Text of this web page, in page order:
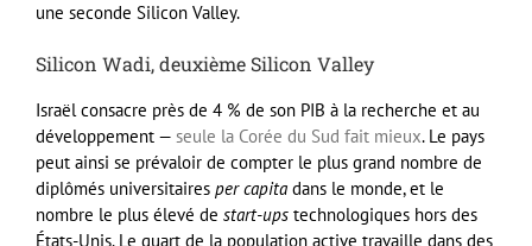
une seconde Silicon Valley.
Silicon Wadi, deuxième Silicon Valley
Israël consacre près de 4 % de son PIB à la recherche et au
développement — seule la Corée du Sud fait mieux. Le pays
peut ainsi se prévaloir de compter le plus grand nombre de
diplômés universitaires per capita dans le monde, et le
nombre le plus élevé de start-ups technologiques hors des
États-Unis. Le quart de la population active travaille dans des